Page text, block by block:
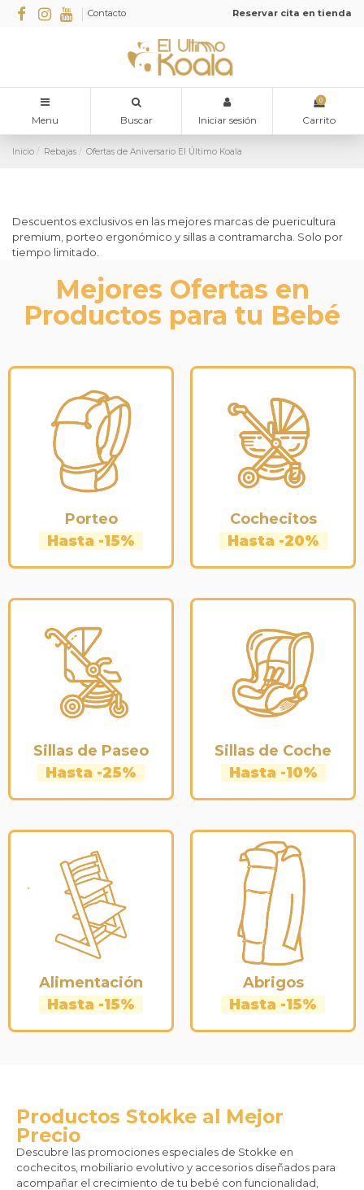
Contacto Reservar cita en tienda
Menu Buscar Iniciar sesión
0
Carrito
Inicio Rebajas Ofertas de Aniversario El Último Koala
Descuentos exclusivos en las mejores marcas de puericultura
premium, porteo ergonómico y sillas a contramarcha. Solo por
tiempo limitado.
Mejores Ofertas en
Productos para tu Bebé
Porteo
Hasta -15%
Cochecitos
Hasta -20%
Sillas de Paseo
Hasta -25%
Sillas de Coche
Hasta -10%
Alimentación
Hasta -15%
Abrigos
Hasta -15%
Productos Stokke al Mejor
Precio
Descubre las promociones especiales de Stokke en
cochecitos, mobiliario evolutivo y accesorios diseñados para
acompañar el crecimiento de tu bebé con funcionalidad,